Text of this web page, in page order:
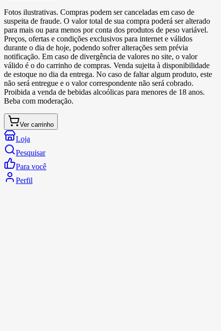
Fotos ilustrativas. Compras podem ser canceladas em caso de
suspeita de fraude. O valor total de sua compra poderá ser alterado
para mais ou para menos por conta dos produtos de peso variável.
Preços, ofertas e condições exclusivos para internet e válidos
durante o dia de hoje, podendo sofrer alterações sem prévia
notificação. Em caso de divergência de valores no site, o valor
válido é o do carrinho de compras. Venda sujeita à disponibilidade
de estoque no dia da entrega. No caso de faltar algum produto, este
não será entregue e o valor correspondente não será cobrado.
Proibida a venda de bebidas alcoólicas para menores de 18 anos.
Beba com moderação.
Ver carrinho
Loja
Pesquisar
Para você
Perfil